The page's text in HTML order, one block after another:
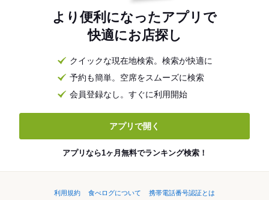
より便利になったアプリで
快適にお店探し
クイックな現在地検索。検索が快適に
予約も簡単。空席をスムーズに検索
会員登録なし。すぐに利用開始
アプリで開く
アプリなら1ヶ月無料でランキング検索！
利用規約 食べログについて
携帯電話番号認証とは